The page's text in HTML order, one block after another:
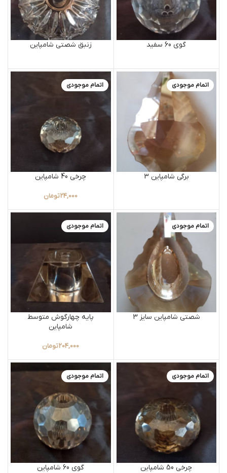
گوی 60 سفید زنبق شصتی شامپاین
اتمام موجودی
برگی شامپاین 3
اتمام موجودی
چرخی 40 شامپاین
24,000تومان
اتمام موجودی
شصتی شامپاین سایز 3
اتمام موجودی
پایه چهارگوش متوسط
شامپاین
204,000تومان
اتمام موجودی
چرخی 50 شامپاین
اتمام موجودی
گوی 60 شامپاین